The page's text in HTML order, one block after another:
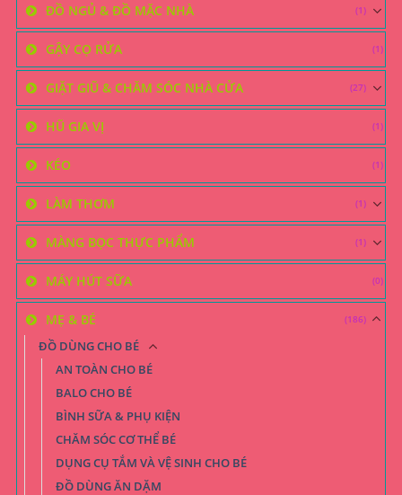
ĐỒ NGỦ & ĐỒ MẶC NHÀ (1)
GẬY CỌ RỬA (1)
GIẶT GIŨ & CHĂM SÓC NHÀ CỬA (27)
HŨ GIA VỊ (1)
KÉO (1)
LÀM THƠM (1)
MÀNG BỌC THỰC PHẨM (1)
MÁY HÚT SỮA (0)
MẸ & BÉ (186)
ĐỒ DÙNG CHO BÉ
AN TOÀN CHO BÉ
BALO CHO BÉ
BÌNH SỮA & PHỤ KIỆN
CHĂM SÓC CƠ THỂ BÉ
DỤNG CỤ TẮM VÀ VỆ SINH CHO BÉ
ĐỒ DÙNG ĂN DẶM